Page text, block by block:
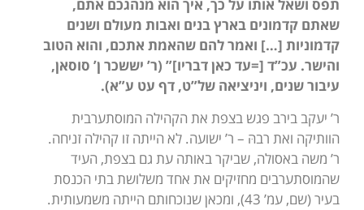
תפס ושאל אותו על כך, איך הוא מנהגכם אתם,
שאתם קדמונים בארץ בנים ואבות מעולם ושנים
קדמוניות […] ואמר להם שהאמת אתכם, והוא הטוב
והישר. עכ”ד [=עד כאן דבריו]” (ר’ יששכר ן’ סוסאן,
עיבור שנים, ויניציאה של”ט, דף עט ע”א).
ר’ יעקב בירב פגש בצפת את הקהילה המוסתערבית
הוותיקה ואת רבהּ – ר’ ישועה. לא הייתה זו קהילה זניחה.
ר’ משה באסולה, שביקר באותה עת גם בצפת, העיד
שהמוסתערבים מחזיקים את אחד משלושת בתי הכנסת
בעיר (שם, עמ’ 43), ומכאן שנוכחותם הייתה משמעותית.